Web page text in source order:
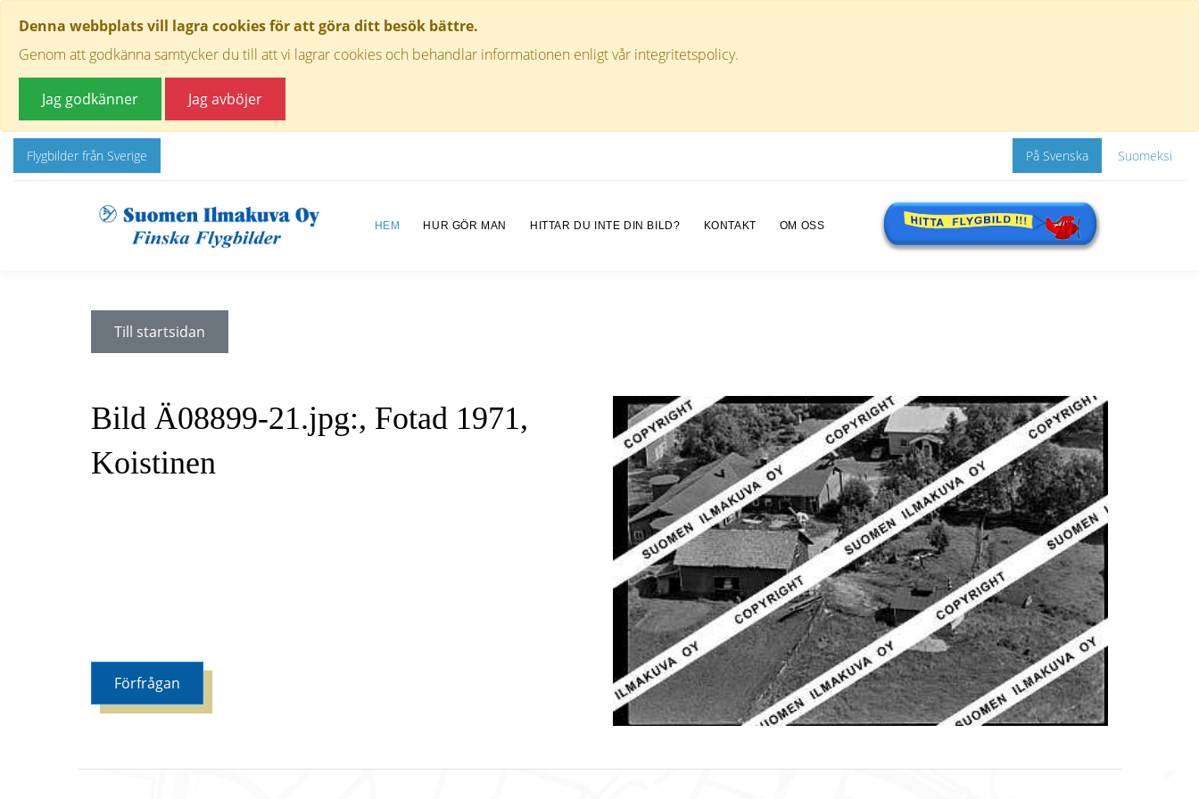
Denna webbplats vill lagra cookies för att göra ditt besök bättre.
Genom att godkänna samtycker du till att vi lagrar cookies och behandlar informationen enligt vår integritetspolicy.
Jag godkänner Jag avböjer
Flygbilder från Sverige På Svenska Suomeksi
HEM HUR GÖR MAN HITTAR DU INTE DIN BILD? KONTAKT OM OSS
Till startsidan
Bild Ä08899-21.jpg:, Fotad 1971,
Koistinen
Förfrågan